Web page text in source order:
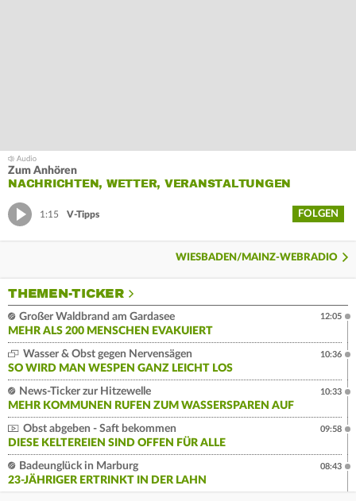
Zum Anhören
NACHRICHTEN, WETTER, VERANSTALTUNGEN
1:15 V-Tipps FOLGEN
WIESBADEN/MAINZ-WEBRADIO
THEMEN-TICKER
Großer Waldbrand am Gardasee
MEHR ALS 200 MENSCHEN EVAKUIERT
12:05
Wasser & Obst gegen Nervensägen
SO WIRD MAN WESPEN GANZ LEICHT LOS
10:36
News-Ticker zur Hitzewelle
MEHR KOMMUNEN RUFEN ZUM WASSERSPAREN AUF
10:33
Obst abgeben - Saft bekommen
DIESE KELTEREIEN SIND OFFEN FÜR ALLE
09:58
Badeunglück in Marburg
23-JÄHRIGER ERTRINKT IN DER LAHN
08:43